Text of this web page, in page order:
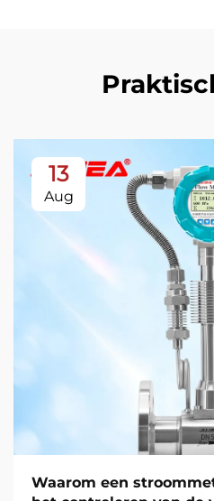
13
Aug
Waarom een